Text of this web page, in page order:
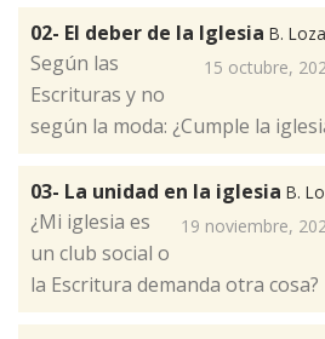
02- El deber de la Iglesia B.
15 octubre,
Según las
Escrituras y no
según la moda: ¿Cumple la
03- La unidad en la iglesia B.
19 noviembre,
¿Mi iglesia es
un club social o
la Escritura demanda otra cosa?